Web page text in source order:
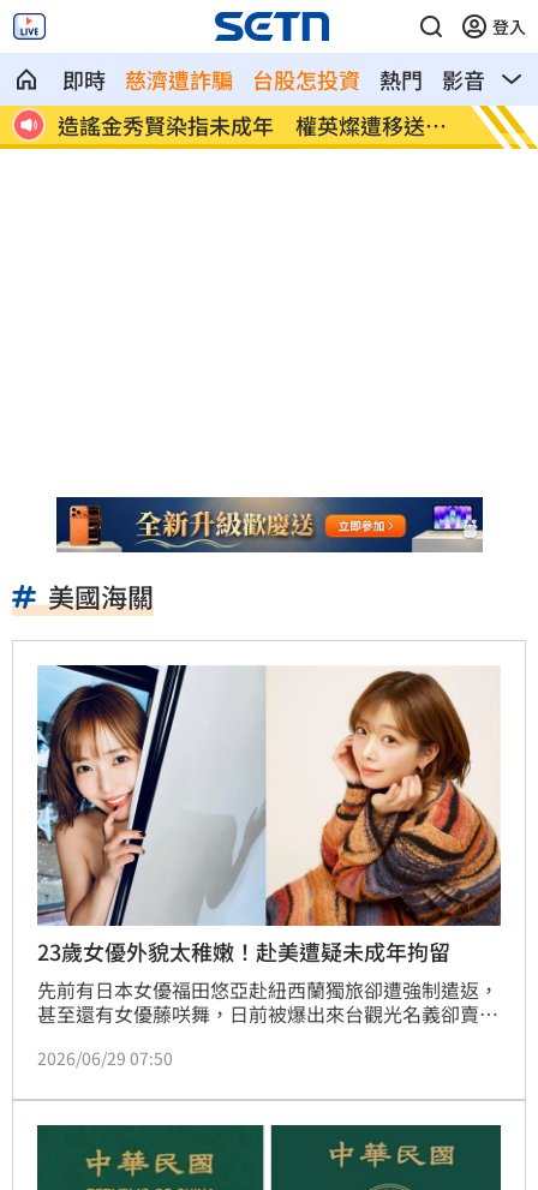
登入
即時 慈濟遭詐騙 台股怎投資 熱門 影音
熱
兆 造謠金秀賢染指未成年 權英燦遭移送檢
方
才痛
她
美國海關
23歲女優外貌太稚嫩！赴美遭疑未成年拘留
先前有日本女優福田悠亞赴紐西蘭獨旅卻遭強制遣返，
甚至還有女優藤咲舞，日前被爆出來台觀光名義卻賣淫
日本人氣女優兼作家紗倉真菜（紗倉まな），就曾經在
女，被逮到俗稱「小房間」的審查室拘留長達5個小
時，最後憑一招才順利入境。
2026/06/29 07:50